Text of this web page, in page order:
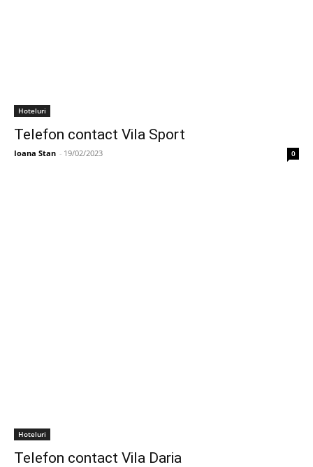
Hoteluri
Telefon contact Vila Sport
Ioana Stan - 19/02/2023 0
Hoteluri
Telefon contact Vila Daria